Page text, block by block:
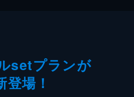
setプランが
登場！